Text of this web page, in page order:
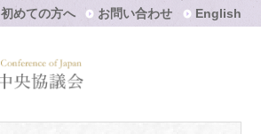
初めての方へ お問い合わせ English